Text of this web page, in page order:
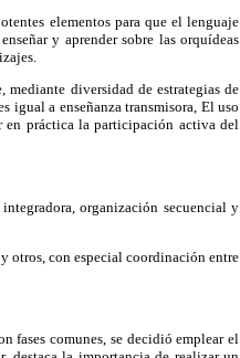
elementos para que el lenguaje
y aprender sobre las orquídeas
diversidad de estrategias de
igual a enseñanza transmisora, El uso
práctica la participación activa del
organización secuencial y
otros, con especial coordinación entre
fases comunes, se decidió emplear el